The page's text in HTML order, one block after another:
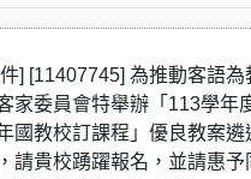
] [11407745] 為推動客語為
家委員會特舉辦「113學年
國教校訂課程」優良教案遴
請貴校踴躍報名，並請惠予